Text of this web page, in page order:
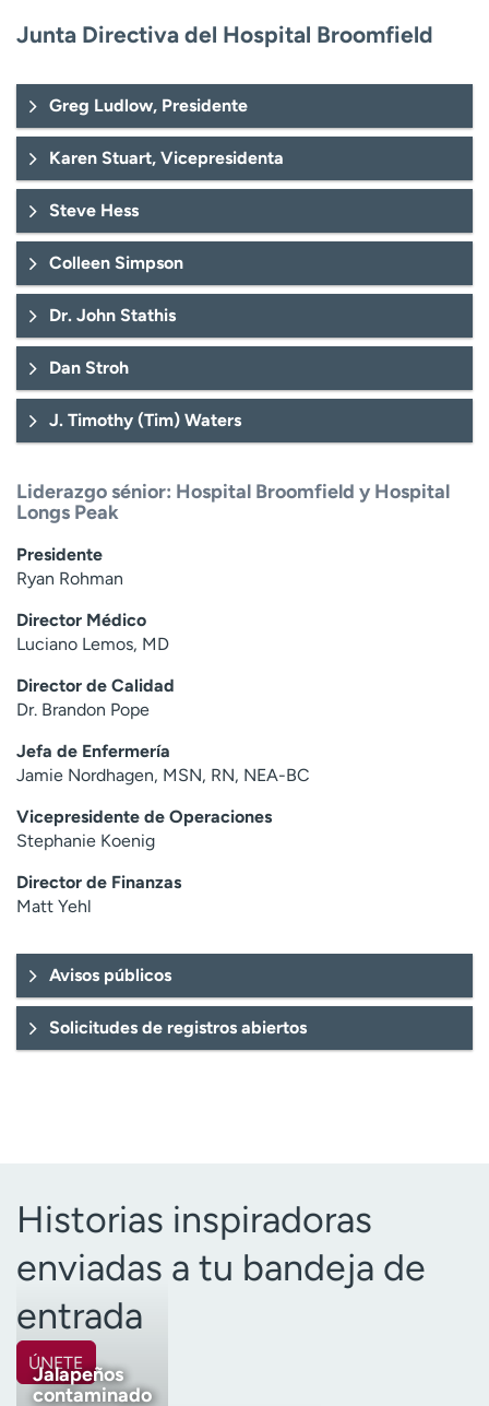
Junta Directiva del Hospital Broomfield
Greg Ludlow, Presidente
Karen Stuart, Vicepresidenta
Steve Hess
Colleen Simpson
Dr. John Stathis
Dan Stroh
J. Timothy (Tim) Waters
Liderazgo sénior: Hospital Broomfield y Hospital
Longs Peak
Presidente
Ryan Rohman
Director Médico
Luciano Lemos, MD
Director de Calidad
Dr. Brandon Pope
Jefa de Enfermería
Jamie Nordhagen, MSN, RN, NEA-BC
Vicepresidente de Operaciones
Stephanie Koenig
Director de Finanzas
Matt Yehl
Avisos públicos
Solicitudes de registros abiertos
Historias inspiradoras
enviadas a tu bandeja de
entrada
ÚNETE
Jalapeños
contaminado